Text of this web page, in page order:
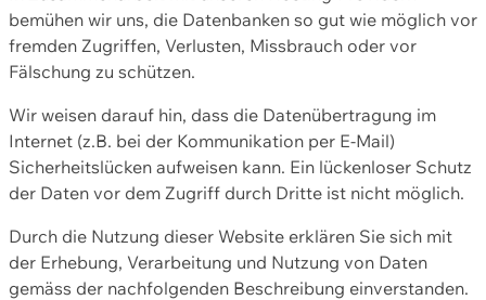
bemühen wir uns, die Datenbanken so gut wie möglich vor
fremden Zugriffen, Verlusten, Missbrauch oder vor
Fälschung zu schützen.
Wir weisen darauf hin, dass die Datenübertragung im
Internet (z.B. bei der Kommunikation per E-Mail)
Sicherheitslücken aufweisen kann. Ein lückenloser Schutz
der Daten vor dem Zugriff durch Dritte ist nicht möglich.
Durch die Nutzung dieser Website erklären Sie sich mit
der Erhebung, Verarbeitung und Nutzung von Daten
gemäss der nachfolgenden Beschreibung einverstanden.